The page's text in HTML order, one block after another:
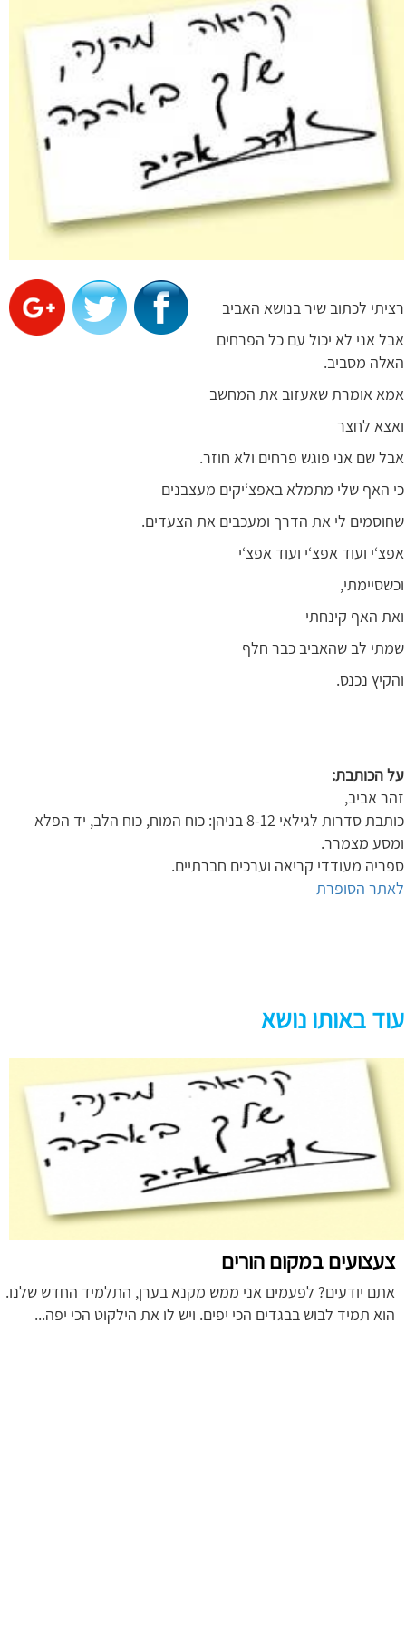
רציתי לכתוב שיר בנושא האביב
אבל אני לא יכול עם כל הפרחים
האלה מסביב.
אמא אומרת שאעזוב את המחשב
ואצא לחצר
אבל שם אני פוגש פרחים ולא חוזר.
כי האף שלי מתמלא באפצ‘יקים מעצבנים
שחוסמים לי את הדרך ומעכבים את הצעדים.
אפצ‘י ועוד אפצ‘י ועוד אפצ‘י
וכשסיימתי,
ואת האף קינחתי
שמתי לב שהאביב כבר חלף
והקיץ נכנס.
על הכותבת:
זהר אביב,
כותבת סדרות לגילאי 8-12 בניהן: כוח המוח, כוח הלב, יד הפלא
ומסע מצמרר.
ספריה מעודדי קריאה וערכים חברתיים.
לאתר הסופרת
עוד באותו נושא
צעצועים במקום הורים
אתם יודעים? לפעמים אני ממש מקנא בערן, התלמיד החדש שלנו.
הוא תמיד לבוש בבגדים הכי יפים. ויש לו את הילקוט הכי יפה...